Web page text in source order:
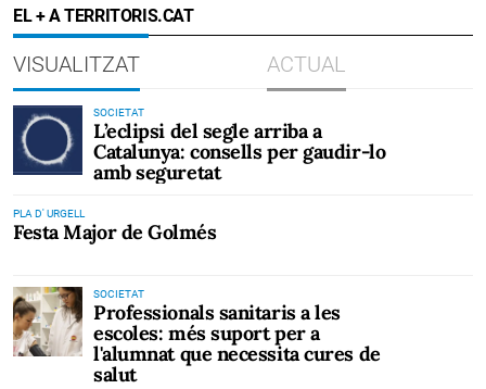
EL + A TERRITORIS.CAT
VISUALITZAT ACTUAL
SOCIETAT
L’eclipsi del segle arriba a
Catalunya: consells per gaudir-lo
amb seguretat
PLA D' URGELL
Festa Major de Golmés
SOCIETAT
Professionals sanitaris a les
escoles: més suport per a
l'alumnat que necessita cures de
salut